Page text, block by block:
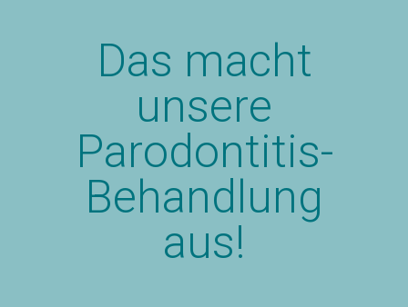
Das macht
unsere
Parodontitis-
Behandlung
aus!